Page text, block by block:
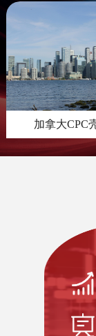
加拿大CPC